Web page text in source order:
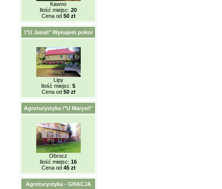
Kawno
Ilość miejsc: 20
Cena od 50 zł
\"U Jasia\" Wynajem pokoi
Lipy
Ilość miejsc: 5
Cena od 50 zł
Agroturystyka \"U Marysi\"
Obrocz
Ilość miejsc: 16
Cena od 45 zł
Agroturystyka - GRACJA